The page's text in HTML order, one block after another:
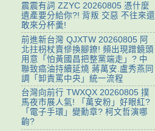
震震有詞 ZZYC 20260805 憑什麼
遺產要分給你?! 背叛 交惡 不往來還
敢來分杯羹!
前進新台灣 QJXTW 20260805 阿
北拄枴杖賣慘換腳鐐! 頻出現蹭鏡頭
用意「怕黃國昌把整黨端走」? 中
聯致癌油持續延燒 蔣萬安.盧秀燕同
調「卸責罵中央」統一流程
台灣向前行 TWXQX 20260805 撲
馬夜市展人氣! 「萬安粉」好眼紅?
「電子手環」變勳章? 柯文哲演哪
齣?